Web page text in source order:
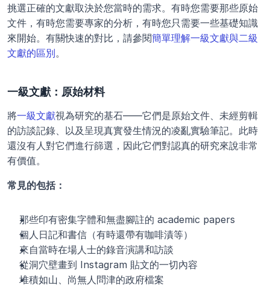
挑選正確的文獻取決於您當時的需求。有時您需要那些原始
文件，有時您需要專家的分析，有時您只需要一些基礎知識
來開始。有關快速的對比，請參閱簡單理解一級文獻與二級
文獻的區別。
一級文獻：原始材料
將一級文獻視為研究的基石——它們是原始文件、未經剪輯
的訪談記錄、以及呈現真實發生情況的凌亂實驗筆記。此時
還沒有人對它們進行篩選，因此它們對認真的研究來說非常
有價值。
常見的包括：
那些印有密集字體和無盡腳註的 academic papers
個人日記和書信（有時還帶有咖啡漬等）
來自當時在場人士的錄音演講和訪談
從洞穴壁畫到 Instagram 貼文的一切內容
堆積如山、尚無人問津的政府檔案